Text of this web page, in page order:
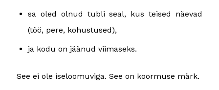
sa oled olnud tubli seal, kus teised näevad
(töö, pere, kohustused),
ja kodu on jäänud viimaseks.
See ei ole iseloomuviga. See on koormuse märk.